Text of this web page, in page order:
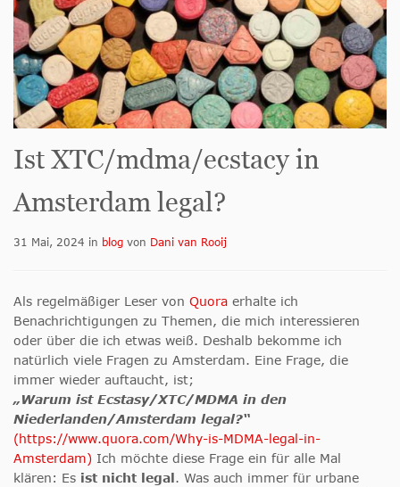
Ist XTC/mdma/ecstacy in
Amsterdam legal?
31 Mai, 2024 in blog von Dani van Rooij
Als regelmäßiger Leser von Quora erhalte ich
Benachrichtigungen zu Themen, die mich interessieren
oder über die ich etwas weiß. Deshalb bekomme ich
natürlich viele Fragen zu Amsterdam. Eine Frage, die
immer wieder auftaucht, ist;
„Warum ist Ecstasy/XTC/MDMA in den
Niederlanden/Amsterdam legal?“
(https://www.quora.com/Why-is-MDMA-legal-in-
Amsterdam) Ich möchte diese Frage ein für alle Mal
klären: Es ist nicht legal. Was auch immer für urbane